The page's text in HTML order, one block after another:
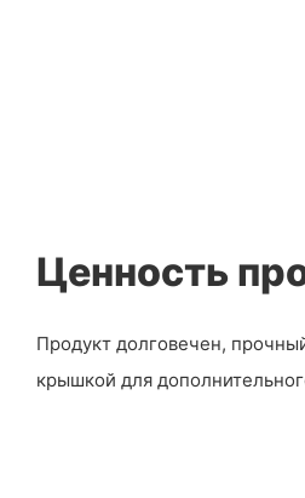
Ценность
Продукт долговечен,
крышкой для